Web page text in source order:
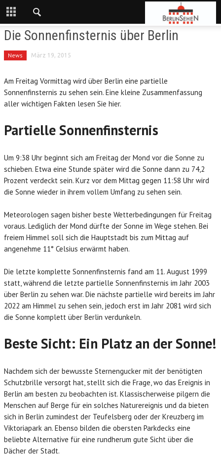
Die Sonnenfinsternis über Berlin
News März 19, 2015
Am Freitag Vormittag wird über Berlin eine partielle
Sonnenfinsternis zu sehen sein. Eine kleine Zusammenfassung
aller wichtigen Fakten lesen Sie hier.
Partielle Sonnenfinsternis
Um 9:38 Uhr beginnt sich am Freitag der Mond vor die Sonne zu
schieben. Etwa eine Stunde später wird die Sonne dann zu 74,2
Prozent verdeckt sein. Kurz vor dem Mittag gegen 11:58 Uhr wird
die Sonne wieder in ihrem vollem Umfang zu sehen sein.
Meteorologen sagen bisher beste Wetterbedingungen für Freitag
voraus. Lediglich der Mond dürfte der Sonne im Wege stehen. Bei
freiem Himmel soll sich die Hauptstadt bis zum Mittag auf
angenehme 11° Celsius erwärmt haben.
Die letzte komplette Sonnenfinsternis fand am 11. August 1999
statt, während die letzte partielle Sonnenfinsternis im Jahr 2003
über Berlin zu sehen war. Die nächste partielle wird bereits im Jahr
2022 am Himmel zu sehen sein, jedoch erst im Jahr 2081 wird sich
die Sonne komplett über Berlin verdunkeln.
Beste Sicht: Ein Platz an der Sonne!
Nachdem sich der bewusste Sternengucker mit der benötigten
Schutzbrille versorgt hat, stellt sich die Frage, wo das Ereignis in
Berlin am besten zu beobachten ist. Klassischerweise pilgern die
Menschen auf Berge für ein solches Naturereignis und da bieten
sich in Berlin zumindest der Teufelsberg oder der Kreuzberg im
Viktoriapark an. Ebenso bilden die obersten Parkdecks eine
beliebte Alternative für eine rundherum gute Sicht über die
Dächer der Stadt.